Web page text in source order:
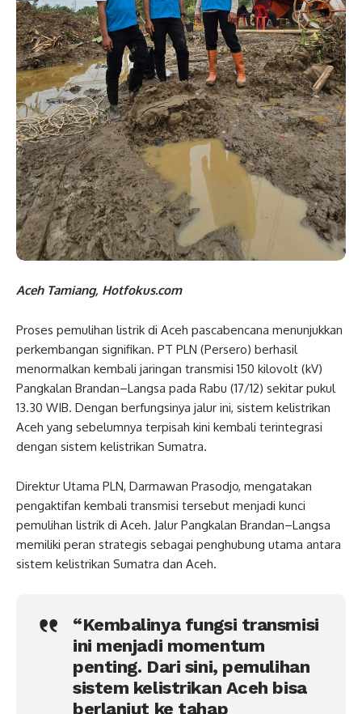
Aceh Tamiang, Hotfokus.com
Proses pemulihan listrik di Aceh pascabencana menunjukkan
perkembangan signifikan. PT PLN (Persero) berhasil
menormalkan kembali jaringan transmisi 150 kilovolt (kV)
Pangkalan Brandan–Langsa pada Rabu (17/12) sekitar pukul
13.30 WIB. Dengan berfungsinya jalur ini, sistem kelistrikan
Aceh yang sebelumnya terpisah kini kembali terintegrasi
dengan sistem kelistrikan Sumatra.
Direktur Utama PLN, Darmawan Prasodjo, mengatakan
pengaktifan kembali transmisi tersebut menjadi kunci
pemulihan listrik di Aceh. Jalur Pangkalan Brandan–Langsa
memiliki peran strategis sebagai penghubung utama antara
sistem kelistrikan Sumatra dan Aceh.
“Kembalinya fungsi transmisi
ini menjadi momentum
penting. Dari sini, pemulihan
sistem kelistrikan Aceh bisa
berlanjut ke tahap